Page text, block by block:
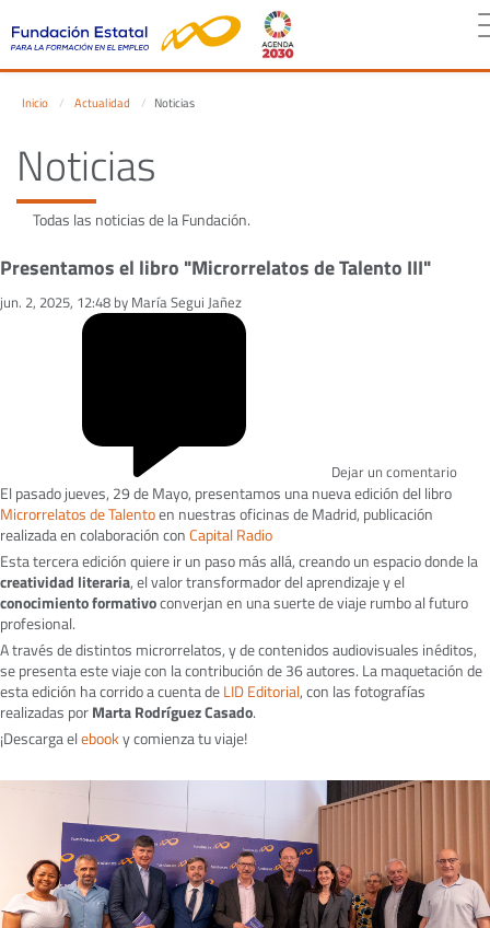
Inicio Actualidad Noticias
Noticias
Todas las noticias de la Fundación.
Presentamos el libro "Microrrelatos de Talento III"
jun. 2, 2025, 12:48 by María Segui Jañez
Dejar un comentario
El pasado jueves, 29 de Mayo, presentamos una nueva edición del libro
Microrrelatos de Talentoen nuestras oficinas de Madrid, publicación
realizada en colaboración conCapital Radio
Esta tercera edición quiere ir un paso más allá, creando un espacio donde la
creatividad literaria, el valor transformador del aprendizaje y el
conocimiento formativoconverjan en una suerte de viaje rumbo al futuro
profesional.
A través de distintos microrrelatos, y de contenidos audiovisuales inéditos,
se presenta este viaje con la contribución de 36 autores. La maquetación de
esta edición ha corrido a cuenta deLID Editorial, con las fotografías
realizadas porMarta Rodríguez Casado.
¡Descarga elebooky comienza tu viaje!